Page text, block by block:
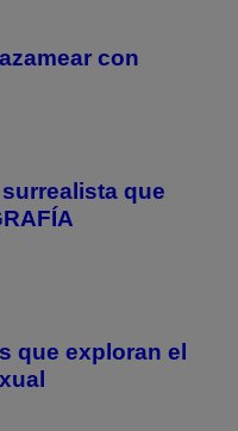
con
que
que exploran el